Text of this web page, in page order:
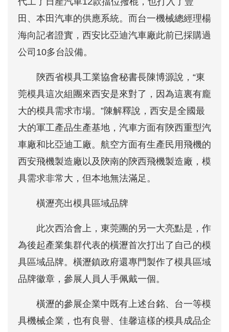
田、本田汽車的供應系統。而台一機械總經理楊
海向記者證實，西安比亞迪汽車廠此前已採購過
公司10多台設備。
陝西省模具工業協會秘書長陳博源說，“東
莞模具這次組團來西安是來對了，因為這裏有龐
大的模具需求市場。”陳解釋說，西安是全國最
大的軍工產品生產基地，汽車方面有陝西重型汽
車廠和比亞迪工廠。航空方面有生產民用飛機的
西安飛機製造廠以及陝南的陝西飛機製造廠，模
具需求非常大，但本地無法滿足。
橫瀝亮出模具區域品牌
此次西洽會上，東莞團的另一大亮點是，作
為後起產業集群代表的橫瀝首次打出了自己的模
具區域品牌。橫瀝鎮政府還專門製作了模具區域
品牌徽章，參展人員人手佩戴一個。
橫瀝的參展企業中既有上述台銘、台一等模
具機械企業，也有良譽、佳馨這樣的模具成品企